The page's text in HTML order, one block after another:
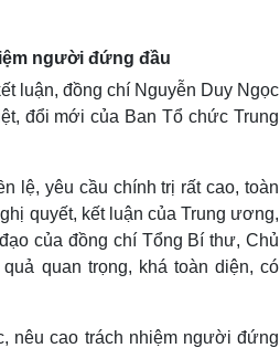
người đứng đầu
luận, đồng chí Nguyễn Duy Ngọc
đổi mới của Ban Tổ chức Trung
lệ, yêu cầu chính trị rất cao, toàn
quyết, kết luận của Trung ương,
của đồng chí Tổng Bí thư, Chủ
quan trọng, khá toàn diện, có
nêu cao trách nhiệm người đứng